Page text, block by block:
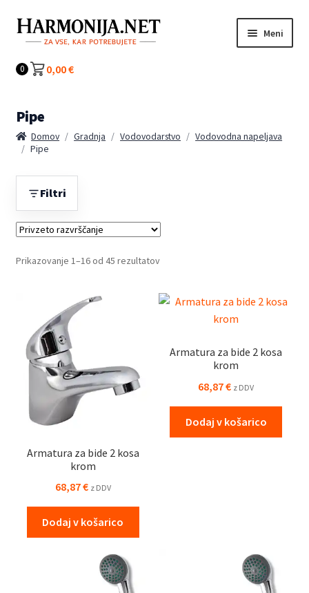
Preskoči
na
navigacijo
Preskoči
na
vsebino
Meni
0 0,00€
Pipe
Domov / Gradnja / Vodovodarstvo / Vodovodna napeljava
/ Pipe
Filtri
Prikazovanje 1–16 od 45 rezultatov
Armatura za bide 2 kosa
krom
68,87€ z DDV
Dodaj v košarico
Armatura za bide 2 kosa
krom
68,87€ z DDV
Dodaj v košarico